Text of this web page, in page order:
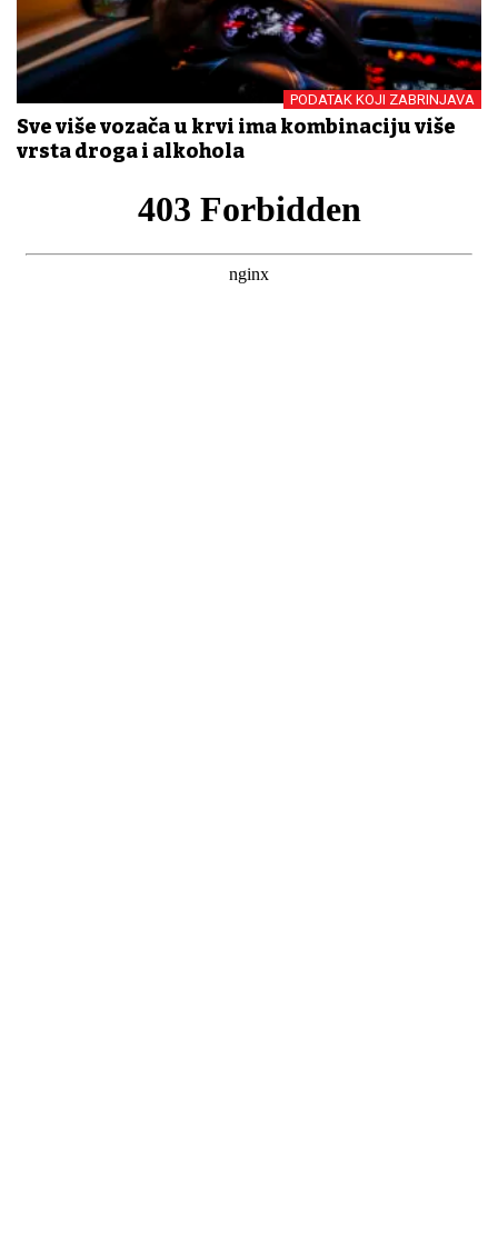
PODATAK KOJI ZABRINJAVA
Sve više vozača u krvi ima kombinaciju više
vrsta droga i alkohola